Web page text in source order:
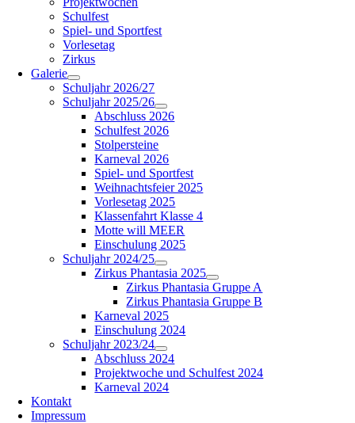
Schulfest
Spiel- und Sportfest
Vorlesetag
Zirkus
Galerie
Schuljahr 2026/27
Schuljahr 2025/26
Abschluss 2026
Schulfest 2026
Stolpersteine
Karneval 2026
Spiel- und Sportfest
Weihnachtsfeier 2025
Vorlesetag 2025
Klassenfahrt Klasse 4
Motte will MEER
Einschulung 2025
Schuljahr 2024/25
Zirkus Phantasia 2025
Zirkus Phantasia Gruppe A
Zirkus Phantasia Gruppe B
Karneval 2025
Einschulung 2024
Schuljahr 2023/24
Abschluss 2024
Projektwoche und Schulfest 2024
Karneval 2024
Kontakt
Impressum